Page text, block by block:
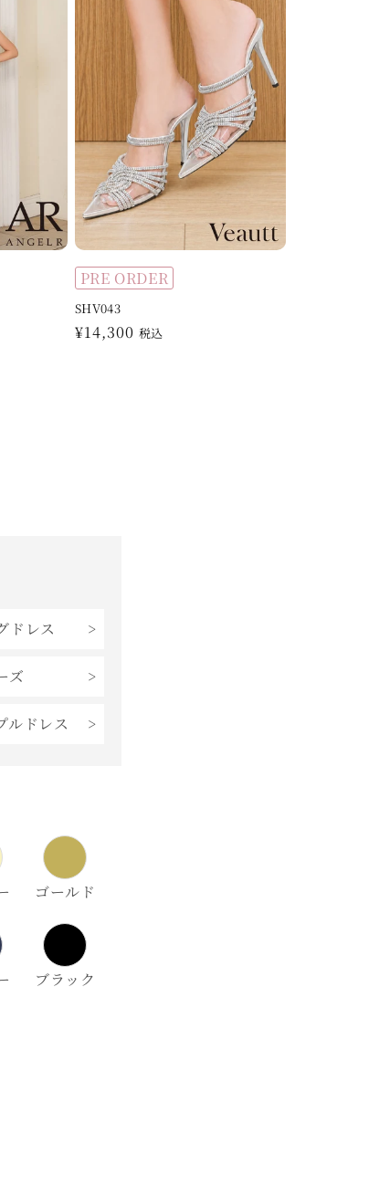
PRE ORDER
SHV043
通
¥14,300 税込
ドレス
ズ
ルドレス
ゴールド
ブラック